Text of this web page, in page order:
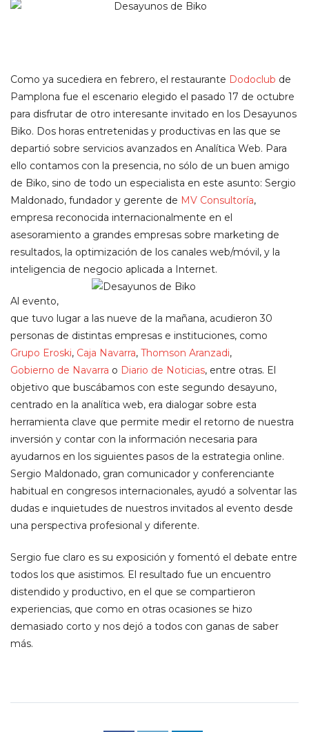
Como ya sucediera en febrero, el restaurante Dodoclub de
Pamplona fue el escenario elegido el pasado 17 de octubre
para disfrutar de otro interesante invitado en los Desayunos
Biko. Dos horas entretenidas y productivas en las que se
departió sobre servicios avanzados en Analítica Web. Para
ello contamos con la presencia, no sólo de un buen amigo
de Biko, sino de todo un especialista en este asunto: Sergio
Maldonado, fundador y gerente de MV Consultoría,
empresa reconocida internacionalmente en el
asesoramiento a grandes empresas sobre marketing de
resultados, la optimización de los canales web/móvil, y la
inteligencia de negocio aplicada a Internet.
Al evento,
que tuvo lugar a las nueve de la mañana, acudieron 30
personas de distintas empresas e instituciones, como
Grupo Eroski, Caja Navarra, Thomson Aranzadi,
Gobierno de Navarra o Diario de Noticias, entre otras. El
objetivo que buscábamos con este segundo desayuno,
centrado en la analítica web, era dialogar sobre esta
herramienta clave que permite medir el retorno de nuestra
inversión y contar con la información necesaria para
ayudarnos en los siguientes pasos de la estrategia online.
Sergio Maldonado, gran comunicador y conferenciante
habitual en congresos internacionales, ayudó a solventar las
dudas e inquietudes de nuestros invitados al evento desde
una perspectiva profesional y diferente.
Sergio fue claro es su exposición y fomentó el debate entre
todos los que asistimos. El resultado fue un encuentro
distendido y productivo, en el que se compartieron
experiencias, que como en otras ocasiones se hizo
demasiado corto y nos dejó a todos con ganas de saber
más.